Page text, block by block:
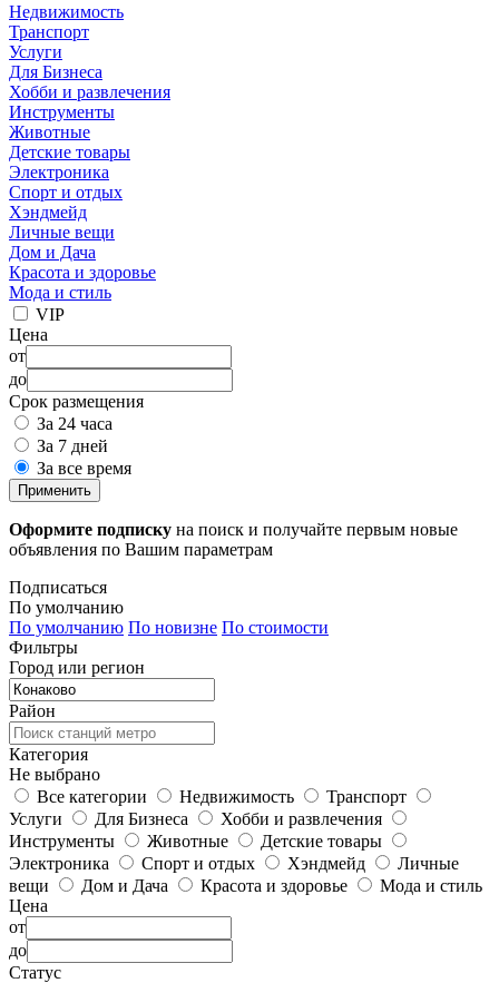
Недвижимость
Транспорт
Услуги
Для Бизнеса
Хобби и развлечения
Инструменты
Животные
Детские товары
Электроника
Спорт и отдых
Хэндмейд
Личные вещи
Дом и Дача
Красота и здоровье
Мода и стиль
VIP
Цена
от
до
Срок размещения
За 24 часа
За 7 дней
За все время
Применить
Оформите подписку на поиск и получайте первым новые
объявления по Вашим параметрам
Подписаться
По умолчанию
По умолчанию По новизне По стоимости
Фильтры
Город или регион
Район
Категория
Не выбрано
Все категории
Недвижимость
Транспорт
Услуги
Для Бизнеса
Хобби и развлечения
Инструменты
Животные
Детские товары
Электроника
Спорт и отдых Хэндмейд
Личные
вещи
Дом и Дача Красота и здоровье
Мода и стиль
Цена
от
до
Статус